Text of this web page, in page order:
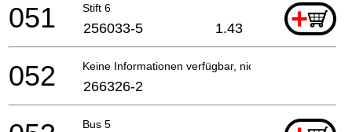
Stift 6 +
051 256033-5 1.43
Keine Informationen verfügbar, nicht bestellbar
052 266326-2
Bus 5